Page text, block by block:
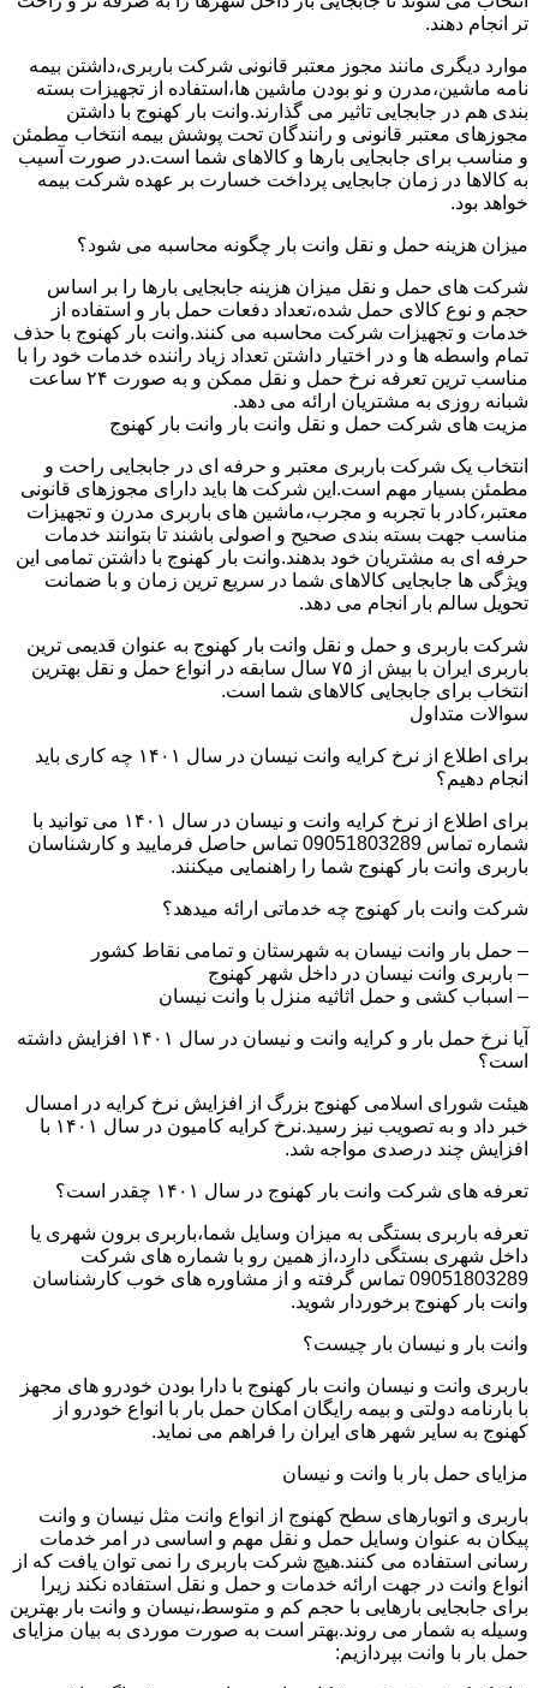
تر انجام دهند.
موارد دیگری مانند مجوز معتبر قانونی شرکت باربری،داشتن بیمه
نامه ماشین،مدرن و نو بودن ماشین ها،استفاده از تجهیزات بسته
بندی هم در جابجایی تاثیر می گذارند.وانت بار کهنوج با داشتن
مجوزهای معتبر قانونی و رانندگان تحت پوشش بیمه انتخاب مطمئن
و مناسب برای جابجایی بارها و کالاهای شما است.در صورت آسیب
به کالاها در زمان جابجایی پرداخت خسارت بر عهده شرکت بیمه
خواهد بود.
میزان هزینه حمل و نقل وانت بار چگونه محاسبه می شود؟
شرکت های حمل و نقل میزان هزینه جابجایی بارها را بر اساس
حجم و نوع کالای حمل شده،تعداد دفعات حمل بار و استفاده از
خدمات و تجهیزات شرکت محاسبه می کنند.وانت بار کهنوج با حذف
تمام واسطه ها و در اختیار داشتن تعداد زیاد راننده خدمات خود را با
مناسب ترین تعرفه نرخ حمل و نقل ممکن و به صورت ۲۴ ساعت
شبانه روزی به مشتریان ارائه می دهد.
مزیت های شرکت حمل و نقل وانت بار وانت بار کهنوج
انتخاب یک شرکت باربری معتبر و حرفه ای در جابجایی راحت و
مطمئن بسیار مهم است.این شرکت ها باید دارای مجوزهای قانونی
معتبر،کادر با تجربه و مجرب،ماشین های باربری مدرن و تجهیزات
مناسب جهت بسته بندی صحیح و اصولی باشند تا بتوانند خدمات
حرفه ای به مشتریان خود بدهند.وانت بار کهنوج با داشتن تمامی این
ویژگی ها جابجایی کالاهای شما در سریع ترین زمان و با ضمانت
تحویل سالم بار انجام می دهد.
شرکت باربری و حمل و نقل وانت بار کهنوج به عنوان قدیمی ترین
باربری ایران با بیش از ۷۵ سال سابقه در انواع حمل و نقل بهترین
انتخاب برای جابجایی کالاهای شما است.
سوالات متداول
برای اطلاع از نرخ کرایه وانت نیسان در سال ۱۴۰۱ چه کاری باید
انجام دهیم؟
برای اطلاع از نرخ کرایه وانت و نیسان در سال ۱۴۰۱ می توانید با
شماره تماس 09051803289 تماس حاصل فرمایید و کارشناسان
باربری وانت بار کهنوج شما را راهنمایی میکنند.
شرکت وانت بار کهنوج چه خدماتی ارائه میدهد؟
– حمل بار وانت نیسان به شهرستان و تمامی نقاط کشور
– باربری وانت نیسان در داخل شهر کهنوج
– اسباب کشی و حمل اثاثیه منزل با وانت نیسان
آیا نرخ حمل بار و کرایه وانت و نیسان در سال ۱۴۰۱ افزایش داشته
است؟
هیئت شورای اسلامی کهنوج بزرگ از افزایش نرخ کرایه در امسال
خبر داد و به تصویب نیز رسید.نرخ کرایه کامیون در سال ۱۴۰۱ با
افزایش چند درصدی مواجه شد.
تعرفه های شرکت وانت بار کهنوج در سال ۱۴۰۱ چقدر است؟
تعرفه باربری بستگی به میزان وسایل شما،باربری برون شهری یا
داخل شهری بستگی دارد،از همین رو با شماره های شرکت
09051803289 تماس گرفته و از مشاوره های خوب کارشناسان
وانت بار کهنوج برخوردار شوید.
وانت بار و نیسان بار چیست؟
باربری وانت و نیسان وانت بار کهنوج با دارا بودن خودرو های مجهز
با بارنامه دولتی و بیمه رایگان امکان حمل بار با انواع خودرو از
کهنوج به سایر شهر های ایران را فراهم می نماید.
مزایای حمل بار با وانت و نیسان
باربری و اتوبارهای سطح کهنوج از انواع وانت مثل نیسان و وانت
پیکان به عنوان وسایل حمل و نقل مهم و اساسی در امر خدمات
رسانی استفاده می کنند.هیچ شرکت باربری را نمی توان یافت که از
انواع وانت در جهت ارائه خدمات و حمل و نقل استفاده نکند زیرا
برای جابجایی بارهایی با حجم کم و متوسط،نیسان و وانت بار بهترین
وسیله به شمار می روند.بهتر است به صورت موردی به بیان مزایای
حمل بار با وانت بپردازیم: